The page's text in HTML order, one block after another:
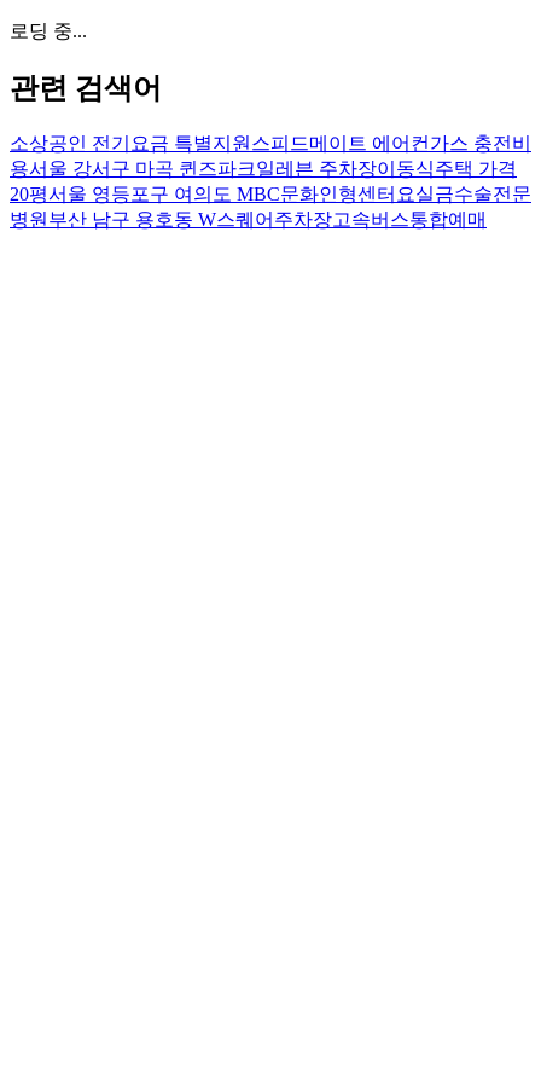
로딩 중...
관련 검색어
소상공인 전기요금 특별지원 스피드메이트 에어컨가스 충전비
용서울 강서구 마곡 퀸즈파크일레븐 주차장이동식주택 가격
20평서울 영등포구 여의도 MBC문화인형센터 요실금수술전문
병원 부산 남구 용호동 W스퀘어주차장고속버스통합예매